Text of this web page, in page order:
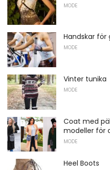
MODE
Handskar för
MODE
Vinter tunika
MODE
Coat med
modeller för
MODE
Heel Boots